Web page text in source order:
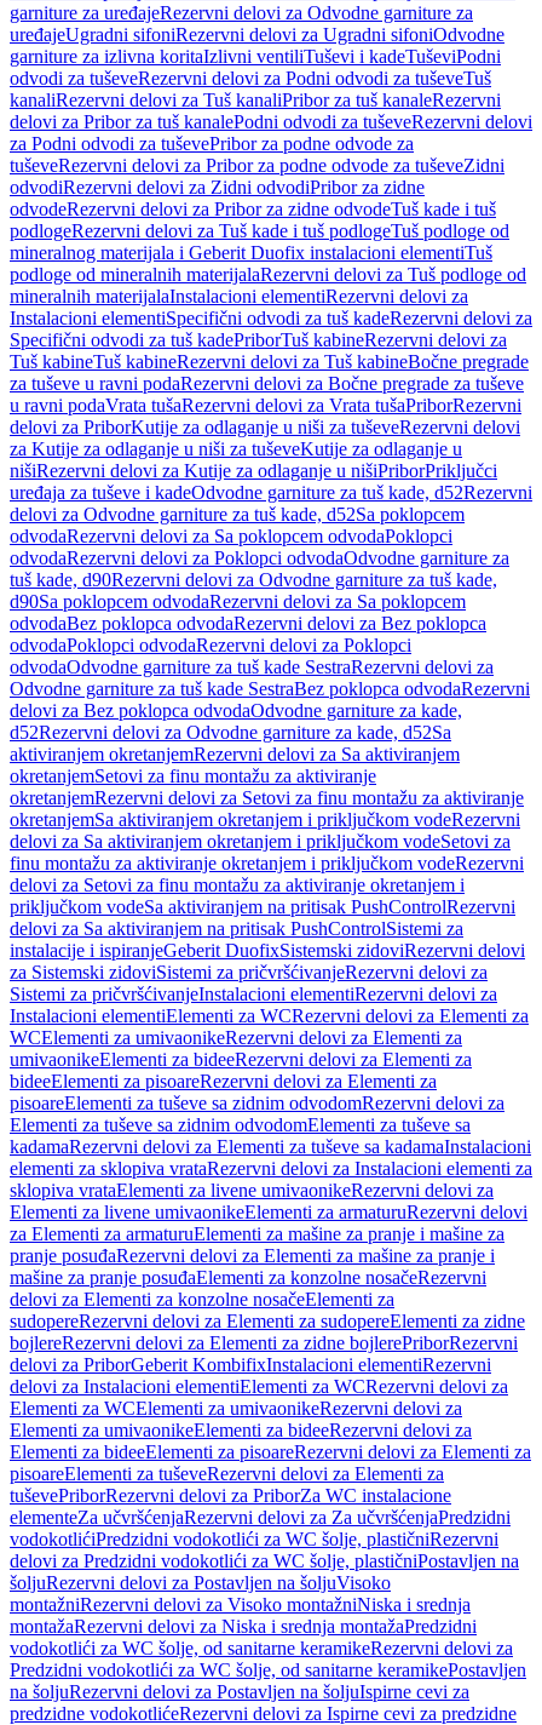
garniture za uređajeRezervni delovi za Odvodne garniture za
uređajeUgradni sifoniRezervni delovi za Ugradni sifoniOdvodne
garniture za izlivna koritaIzlivni ventiliTuševi i kadeTuševiPodni
odvodi za tuševeRezervni delovi za Podni odvodi za tuševeTuš
kanaliRezervni delovi za Tuš kanaliPribor za tuš kanaleRezervni
delovi za Pribor za tuš kanalePodni odvodi za tuševeRezervni delovi
za Podni odvodi za tuševePribor za podne odvode za
tuševeRezervni delovi za Pribor za podne odvode za tuševeZidni
odvodiRezervni delovi za Zidni odvodiPribor za zidne
odvodeRezervni delovi za Pribor za zidne odvodeTuš kade i tuš
podlogeRezervni delovi za Tuš kade i tuš podlogeTuš podloge od
mineralnog materijala i Geberit Duofix instalacioni elementiTuš
podloge od mineralnih materijalaRezervni delovi za Tuš podloge od
mineralnih materijalaInstalacioni elementiRezervni delovi za
Instalacioni elementiSpecifični odvodi za tuš kadeRezervni delovi za
Specifični odvodi za tuš kadePriborTuš kabineRezervni delovi za
Tuš kabineTuš kabineRezervni delovi za Tuš kabineBočne pregrade
za tuševe u ravni podaRezervni delovi za Bočne pregrade za tuševe
u ravni podaVrata tušaRezervni delovi za Vrata tušaPriborRezervni
delovi za PriborKutije za odlaganje u niši za tuševeRezervni delovi
za Kutije za odlaganje u niši za tuševeKutije za odlaganje u
nišiRezervni delovi za Kutije za odlaganje u nišiPriborPriključci
uređaja za tuševe i kadeOdvodne garniture za tuš kade, d52Rezervni
delovi za Odvodne garniture za tuš kade, d52Sa poklopcem
odvodaRezervni delovi za Sa poklopcem odvodaPoklopci
odvodaRezervni delovi za Poklopci odvodaOdvodne garniture za
tuš kade, d90Rezervni delovi za Odvodne garniture za tuš kade,
d90Sa poklopcem odvodaRezervni delovi za Sa poklopcem
odvodaBez poklopca odvodaRezervni delovi za Bez poklopca
odvodaPoklopci odvodaRezervni delovi za Poklopci
odvodaOdvodne garniture za tuš kade SestraRezervni delovi za
Odvodne garniture za tuš kade SestraBez poklopca odvodaRezervni
delovi za Bez poklopca odvodaOdvodne garniture za kade,
d52Rezervni delovi za Odvodne garniture za kade, d52Sa
aktiviranjem okretanjemRezervni delovi za Sa aktiviranjem
okretanjemSetovi za finu montažu za aktiviranje
okretanjemRezervni delovi za Setovi za finu montažu za aktiviranje
okretanjemSa aktiviranjem okretanjem i priključkom vodeRezervni
delovi za Sa aktiviranjem okretanjem i priključkom vodeSetovi za
finu montažu za aktiviranje okretanjem i priključkom vodeRezervni
delovi za Setovi za finu montažu za aktiviranje okretanjem i
priključkom vodeSa aktiviranjem na pritisak PushControlRezervni
delovi za Sa aktiviranjem na pritisak PushControlSistemi za
instalacije i ispiranjeGeberit DuofixSistemski zidoviRezervni delovi
za Sistemski zidoviSistemi za pričvršćivanjeRezervni delovi za
Sistemi za pričvršćivanjeInstalacioni elementiRezervni delovi za
Instalacioni elementiElementi za WCRezervni delovi za Elementi za
WCElementi za umivaonikeRezervni delovi za Elementi za
umivaonikeElementi za bideeRezervni delovi za Elementi za
bideeElementi za pisoareRezervni delovi za Elementi za
pisoareElementi za tuševe sa zidnim odvodomRezervni delovi za
Elementi za tuševe sa zidnim odvodomElementi za tuševe sa
kadamaRezervni delovi za Elementi za tuševe sa kadamaInstalacioni
elementi za sklopiva vrataRezervni delovi za Instalacioni elementi za
sklopiva vrataElementi za livene umivaonikeRezervni delovi za
Elementi za livene umivaonikeElementi za armaturuRezervni delovi
za Elementi za armaturuElementi za mašine za pranje i mašine za
pranje posuđaRezervni delovi za Elementi za mašine za pranje i
mašine za pranje posuđaElementi za konzolne nosačeRezervni
delovi za Elementi za konzolne nosačeElementi za
sudopereRezervni delovi za Elementi za sudopereElementi za zidne
bojlereRezervni delovi za Elementi za zidne bojlerePriborRezervni
delovi za PriborGeberit KombifixInstalacioni elementiRezervni
delovi za Instalacioni elementiElementi za WCRezervni delovi za
Elementi za WCElementi za umivaonikeRezervni delovi za
Elementi za umivaonikeElementi za bideeRezervni delovi za
Elementi za bideeElementi za pisoareRezervni delovi za Elementi za
pisoareElementi za tuševeRezervni delovi za Elementi za
tuševePriborRezervni delovi za PriborZa WC instalacione
elementeZa učvršćenjaRezervni delovi za Za učvršćenjaPredzidni
vodokotlićiPredzidni vodokotlići za WC šolje, plastičniRezervni
delovi za Predzidni vodokotlići za WC šolje, plastičniPostavljen na
šoljuRezervni delovi za Postavljen na šoljuVisoko
montažniRezervni delovi za Visoko montažniNiska i srednja
montažaRezervni delovi za Niska i srednja montažaPredzidni
vodokotlići za WC šolje, od sanitarne keramikeRezervni delovi za
Predzidni vodokotlići za WC šolje, od sanitarne keramikePostavljen
na šoljuRezervni delovi za Postavljen na šoljuIspirne cevi za
predzidne vodokotlićeRezervni delovi za Ispirne cevi za predzidne